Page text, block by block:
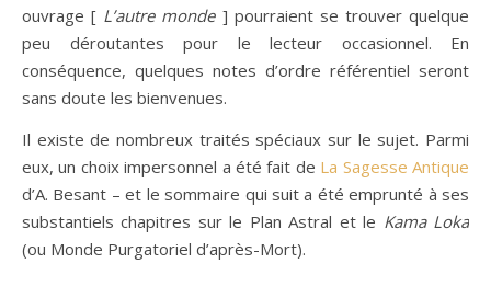
ouvrage [ L’autre monde] pourraient se trouver quelque
peu déroutantes pour le lecteur occasionnel. En
conséquence, quelques notes d’ordre référentiel seront
sans doute les bienvenues.
Il existe de nombreux traités spéciaux sur le sujet. Parmi
eux, un choix impersonnel a été fait de La Sagesse Antique
d’A. Besant – et le sommaire qui suit a été emprunté à ses
substantiels chapitres sur le Plan Astral et le Kama Loka
(ou Monde Purgatoriel d’après-Mort).